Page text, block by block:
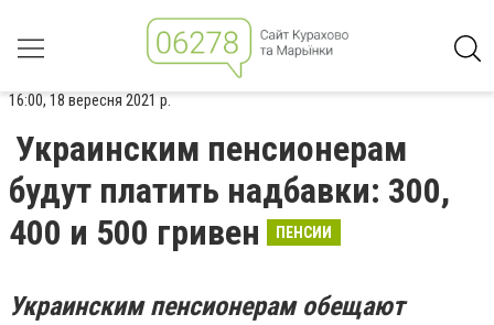
16:00, 18 вересня 2021 р.
Украинским пенсионерам
будут платить надбавки: 300,
400 и 500 гривен
ПЕНСИИ
Украинским пенсионерам обещают